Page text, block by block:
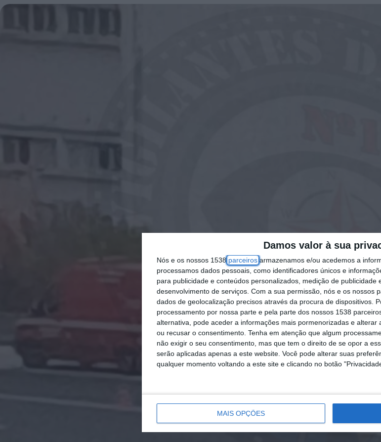
Damos valor à sua
Nós e os nossos 1538parceirosarmazenamos e/ou acedemos a
processamos dados pessoais, como identificadores únicos e
para publicidade e conteúdos personalizados, medição de publicidade
desenvolvimento de serviços. Com a sua permissão, nós e os nossos
dados de geolocalização precisos através da procura de dispositivos.
processamento por nossa parte e pela parte dos nossos 1538
alternativa, pode aceder a informações mais pormenorizadas e
ou recusar o consentimento. Tenha em atenção que algum
não exigir o seu consentimento, mas que tem o direito de se opor a
serão aplicadas apenas a este website. Você pode alterar suas
qualquer momento voltando a este site e clicando no botão
MAIS OPÇÕES